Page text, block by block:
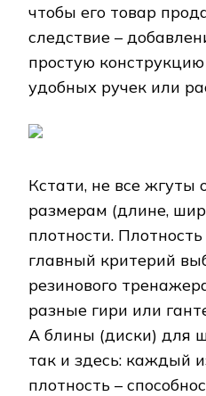
чтобы его товар
следствие –
простую
удобных ручек или
Кстати, не все жгуты
размерам (длине,
плотности.
главный критерий
резинового
разные гири или
А блины (диски) для
так и здесь: каждый
плотность –